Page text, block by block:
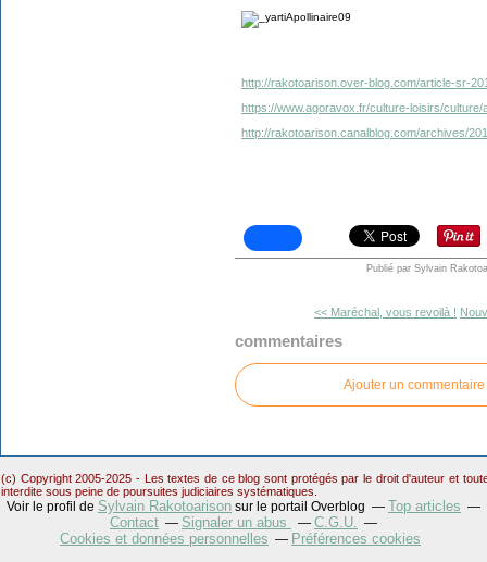
http://rakotoarison.over-blog.com/article-sr-
https://www.agoravox.fr/culture-loisirs/
http://rakotoarison.canalblog.com/archives/
Publié par Sylvain
<< Maréchal, vous revoilà !
commentaires
Ajouter un commentaire
(c) Copyright 2005-2025 - Les textes de ce blog sont protégés par le droit d'auteur et
interdite sous peine de poursuites judiciaires systématiques.
Voir le profil de Sylvain Rakotoarison sur le portail Overblog
Top articles
Contact
Signaler un abus
C.G.U.
Cookies et données personnelles
Préférences cookies